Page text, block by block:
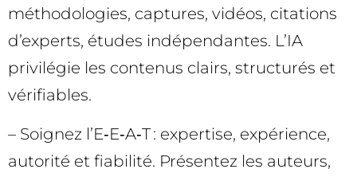
méthodologies, captures, vidéos, citations
d’experts, études indépendantes. L’IA
privilégie les contenus clairs, structurés et
vérifiables.
– Soignez l’E‑E‑A‑T : expertise, expérience,
autorité et fiabilité. Présentez les auteurs,